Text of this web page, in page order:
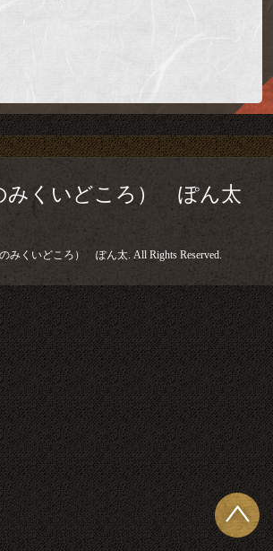
みくいどころ） ぽん太
みくいどころ） ぽん太. All Rights Reserved.